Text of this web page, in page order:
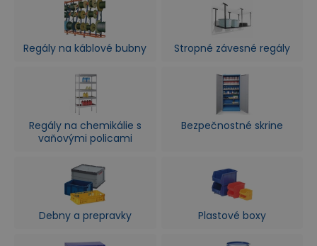
Regály na káblové bubny Stropné závesné regály
Regály na chemikálie s
vaňovými policami
Bezpečnostné skrine
Debny a prepravky Plastové boxy